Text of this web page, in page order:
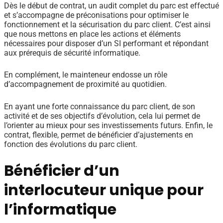
Dès le début de contrat, un audit complet du parc est effectué
et s’accompagne de préconisations pour optimiser le
fonctionnement et la sécurisation du parc client. C’est ainsi
que nous mettons en place les actions et éléments
nécessaires pour disposer d’un SI performant et répondant
aux prérequis de sécurité informatique.
En complément, le mainteneur endosse un rôle
d’accompagnement de proximité au quotidien.
En ayant une forte connaissance du parc client, de son
activité et de ses objectifs d’évolution, cela lui permet de
l’orienter au mieux pour ses investissements futurs. Enfin, le
contrat, flexible, permet de bénéficier d’ajustements en
fonction des évolutions du parc client.
Bénéficier d’un
interlocuteur unique pour
l’informatique